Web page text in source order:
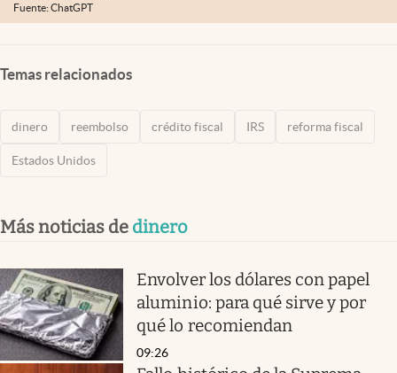
Fuente: ChatGPT
Temas relacionados
dinero reembolso crédito fiscal IRS reforma fiscal
Estados Unidos
Más noticias de dinero
Envolver los dólares con papel
aluminio: para qué sirve y por
qué lo recomiendan
09:26